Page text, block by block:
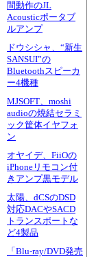
間動作のJL
Acousticポータブ
ルアンプ
ドウシシャ、“新生
SANSUI”の
Bluetoothスピーカ
ー4機種
MJSOFT、moshi
audioの焼結セラミ
ック筐体イヤフォ
ン
オヤイデ、FiiOの
iPhoneリモコン付
きアンプ黒モデル
太陽、dCSのDSD
対応DACやSACD
トランスポートな
ど4製品
「Blu-ray/DVD発売